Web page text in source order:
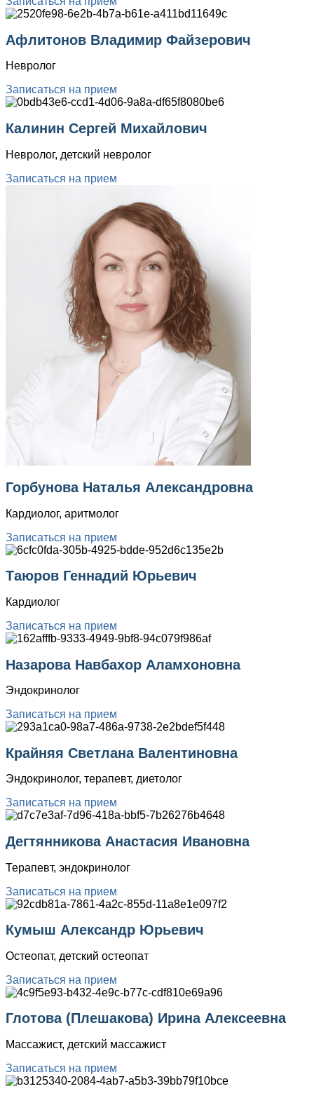
Афлитонов Владимир Файзерович
Невролог
Записаться на прием
Калинин Сергей Михайлович
Невролог, детский невролог
Записаться на прием
Горбунова Наталья Александровна
Кардиолог, аритмолог
Записаться на прием
Таюров Геннадий Юрьевич
Кардиолог
Записаться на прием
Назарова Навбахор Аламхоновна
Эндокринолог
Записаться на прием
Крайняя Светлана Валентиновна
Эндокринолог, терапевт, диетолог
Записаться на прием
Дегтянникова Анастасия Ивановна
Терапевт, эндокринолог
Записаться на прием
Кумыш Александр Юрьевич
Остеопат, детский остеопат
Записаться на прием
Глотова (Плешакова) Ирина Алексеевна
Массажист, детский массажист
Записаться на прием